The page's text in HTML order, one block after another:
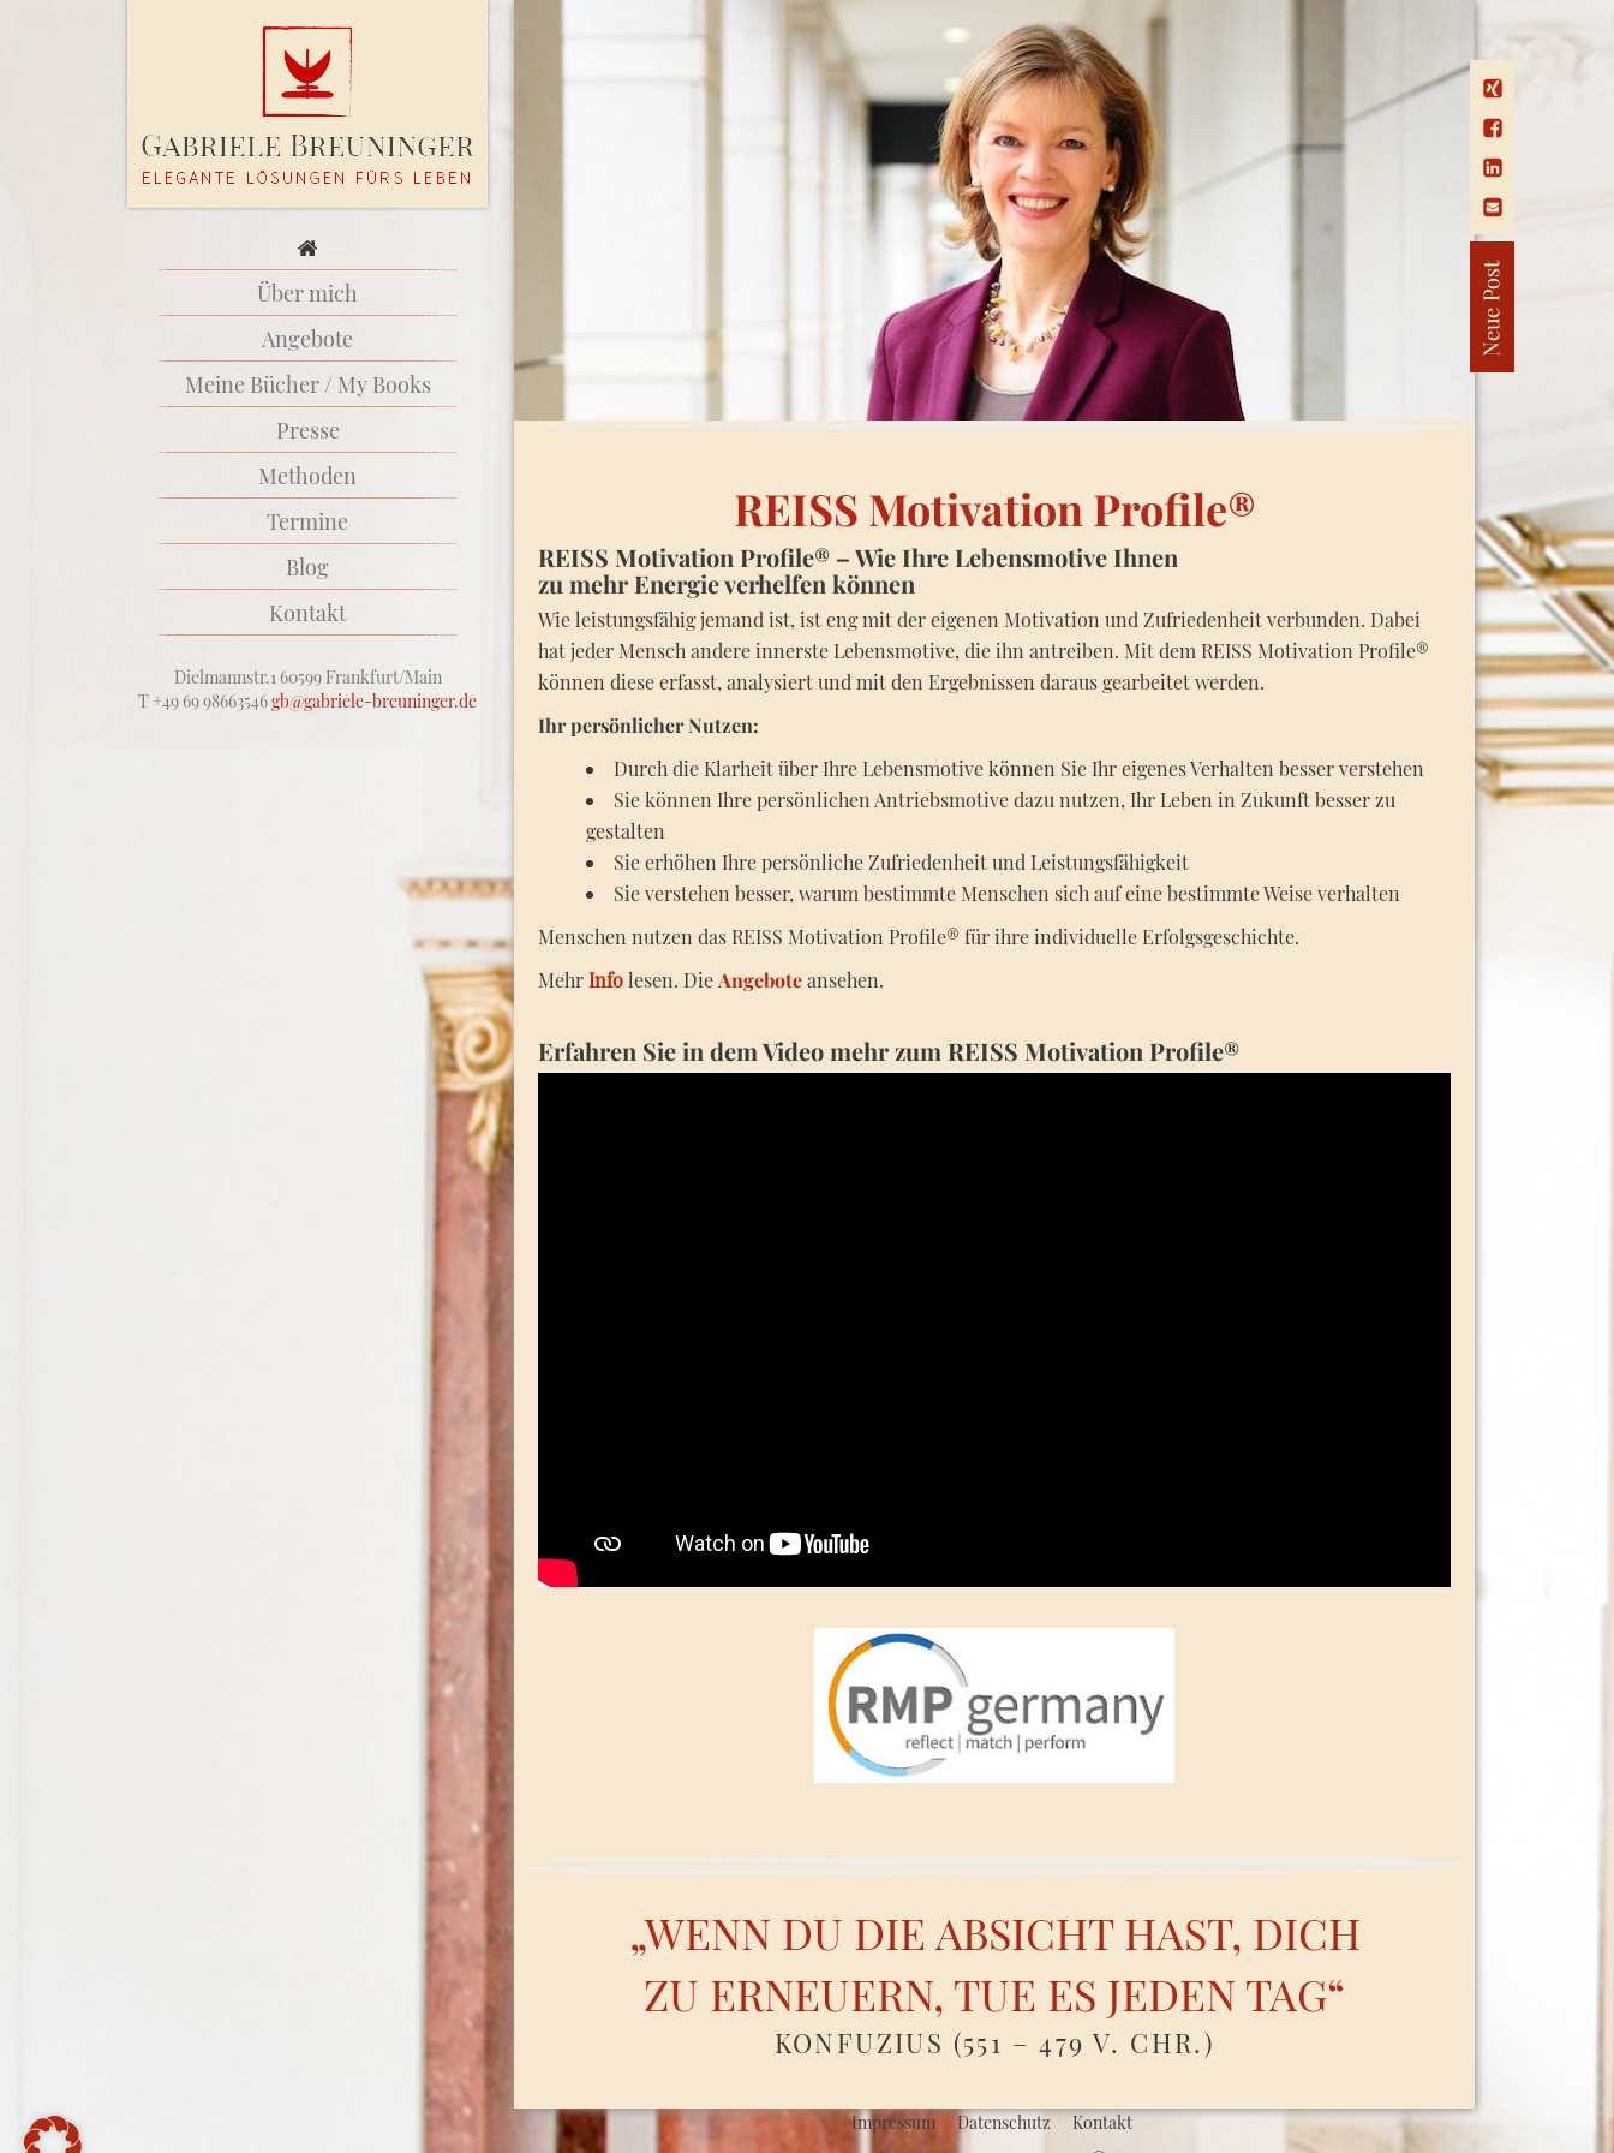
Über mich
Angebote
Meine Bücher / My Books
Presse
Methoden
Termine
Blog
Kontakt
Dielmannstr.1 60599 Frankfurt/Main
T +49 69 98663546gb@gabriele-breuninger.de
REISS Motivation Profile®
REISS Motivation Profile® – Wie Ihre Lebensmotive Ihnen
zu mehr Energie verhelfen können
Wie leistungsfähig jemand ist, ist eng mit der eigenen Motivation und Zufriedenheit verbunden. Dabei
hat jeder Mensch andere innerste Lebensmotive, die ihn antreiben. Mit dem REISS Motivation Profile®
können diese erfasst, analysiert und mit den Ergebnissen daraus gearbeitet werden.
Ihr persönlicher Nutzen:
Durch die Klarheit über Ihre Lebensmotive können Sie Ihr eigenes Verhalten besser verstehen
Sie können Ihre persönlichen Antriebsmotive dazu nutzen, Ihr Leben in Zukunft besser zu
gestalten
Sie erhöhen Ihre persönliche Zufriedenheit und Leistungsfähigkeit
Sie verstehen besser, warum bestimmte Menschen sich auf eine bestimmte Weise verhalten
Menschen nutzen das REISS Motivation Profile® für ihre individuelle Erfolgsgeschichte.
MehrInfolesen. DieAngeboteansehen.
Erfahren Sie in dem Video mehr zum REISS Motivation Profile®
„WENN DU DIE ABSICHT HAST, DICH
ZU ERNEUERN, TUE ES JEDEN TAG“
KONFUZIUS (551 – 479 V. CHR.)
Impressum Datenschutz Kontakt